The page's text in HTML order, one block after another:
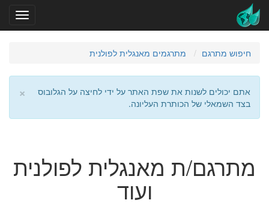
חיפוש מתרגם מתרגמים מאנגלית לפולנית
×
אתם יכולים לשנות את שפת האתר על ידי לחיצה על הגלובוס
בצד השמאלי של הכותרת העליונה.
מתרגם/ת מאנגלית לפולנית
ועוד